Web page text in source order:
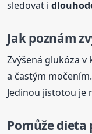
sledovat i
Jak poznám
Zvýšená glukóza v
a častým
Jedinou jistotou je
Pomůže dieta